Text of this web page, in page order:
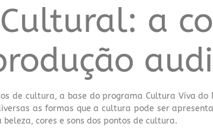
a
de cultura, a base do programa Cultura Viva
as formas que a cultura pode ser
cores e sons dos pontos de cultura.